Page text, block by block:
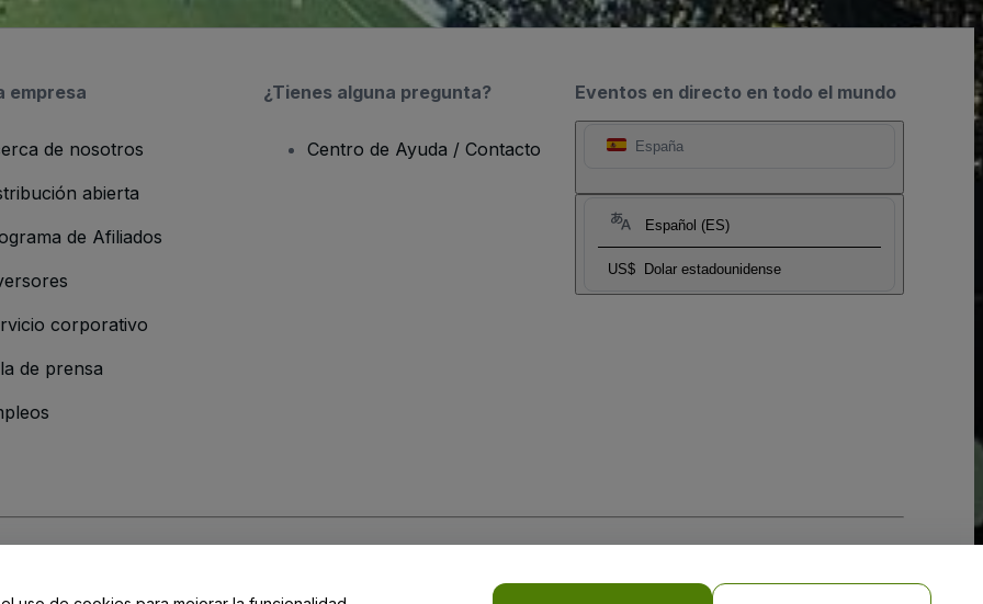
Eventos en directo en todo el mundo
España
Español (ES)
US$ Dolar estadounidense
empresa
de nosotros
abierta
de Afiliados
corporativo
de prensa
¿Tienes alguna pregunta?
Centro de Ayuda / Contacto
y de laPolítica de Privacidad para Móviles